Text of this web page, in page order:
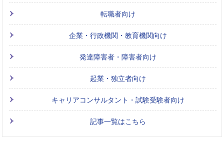
転職者向け
企業・行政機関・教育機関向け
発達障害者・障害者向け
起業・独立者向け
キャリアコンサルタント・試験受験者向け
記事一覧はこちら